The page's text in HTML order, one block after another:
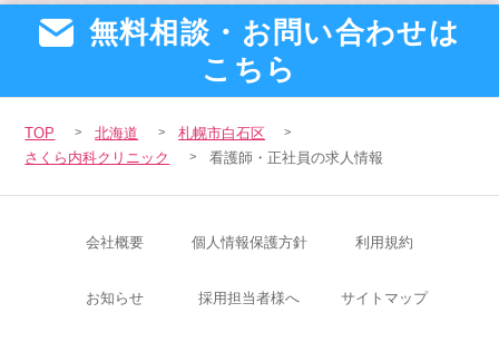
無料相談・お問い合わせは
こちら
TOP 北海道
札幌市白石区
さくら内科クリニック
看護師・正社員の求人情報
会社概要 個人情報保護方針 利用規約
お知らせ 採用担当者様へ サイトマップ